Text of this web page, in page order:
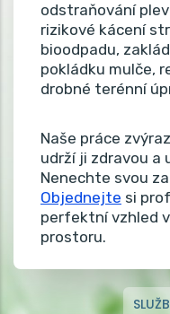
odstraňování
rizikové kácení
bioodpadu,
pokládku mulče,
drobné terénní
Naše práce
udrží ji zdravou a
Nenechte svou
Objednejte si
perfektní vzhled
prostoru.